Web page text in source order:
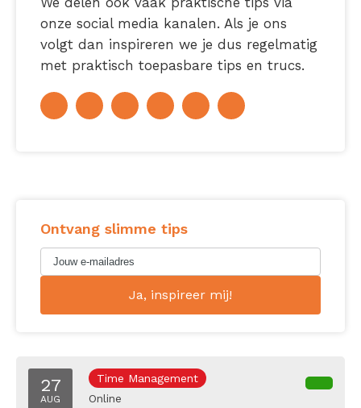
onze social media kanalen. Als je ons
volgt dan inspireren we je dus regelmatig
met praktisch toepasbare tips en trucs.
Ontvang slimme tips
27
AUG
Time Management
Online